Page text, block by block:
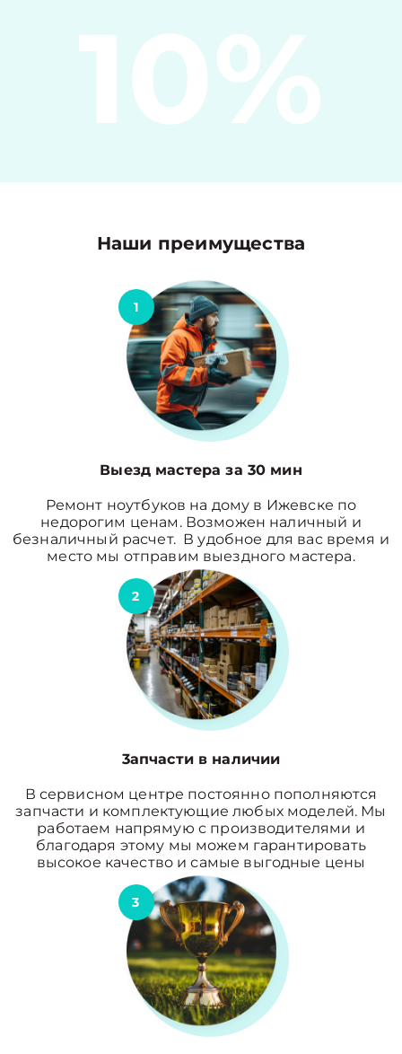
10%
Наши преимущества
1
Выезд мастера за 30 мин
Ремонт ноутбуков на дому в Ижевске по
недорогим ценам. Возможен наличный и
безналичный расчет. В удобное для вас время и
место мы отправим выездного мастера.
2
3апчасти в наличии
В сервисном центре постоянно пополняются
запчасти и комплектующие любых моделей. Мы
работаем напрямую с производителями и
благодаря этому мы можем гарантировать
высокое качество и самые выгодные цены
3